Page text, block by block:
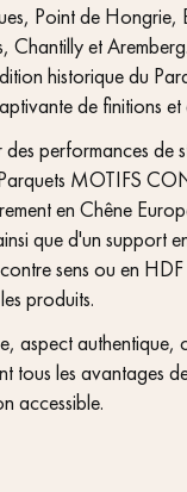
Point de Hongrie,
Chantilly et
historique du
de finitions et
performances de
MOTIFS
en Chêne
que d'un support
sens ou en
produits.
aspect authentique,
tous les avantages
accessible.